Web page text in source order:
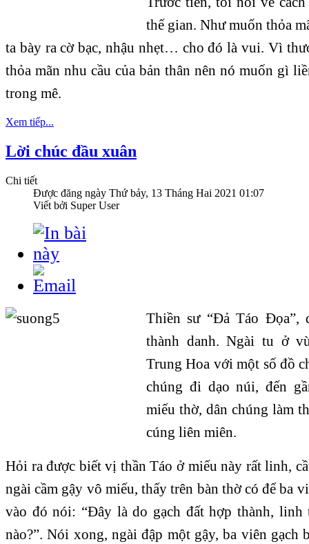
thế gian. Như muốn thỏa
ta bày ra cờ bạc, nhậu nhẹt… cho đó là vui. Vì
thỏa mãn nhu cầu của bản thân nên nó muốn gì
trong mê.
Xem tiếp...
Lời chúc đầu xuân
Chi tiết
Được đăng ngày Thứ bảy, 13 Tháng Hai 2021 01:07
Viết bởi Super User
Thiền sư “Đả Táo Đọa”,
thành danh. Ngài tu ở
Trung Hoa với một số đồ
chúng đi dạo núi, đến
miếu thờ, dân chúng làm
cúng liên miên.
Hỏi ra được biết vị thần Táo ở miếu này rất linh,
ngài cầm gậy vô miếu, thấy trên bàn thờ có để ba
vào đó nói: “Đây là do gạch đất hợp thành,
nào?”. Nói xong, ngài đập một gậy, ba viên gạch